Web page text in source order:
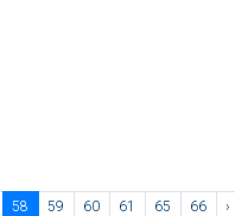
58 59 60 61 65 66 ›